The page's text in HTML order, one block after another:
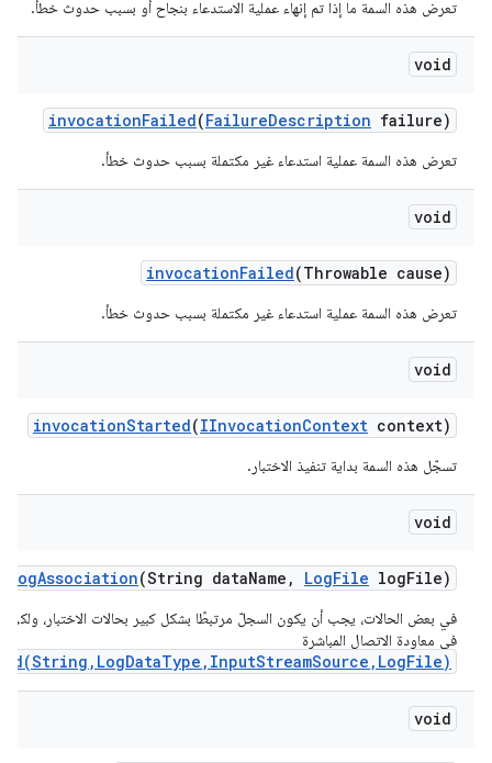
تعرض هذه السمة ما إذا تم إنهاء عملية الاستدعاء بنجاح أو بسبب حدوث خطأ.
void
invocationFailed(FailureDescription failure)
تعرض هذه السمة عملية استدعاء غير مكتملة بسبب حدوث خطأ.
void
invocationFailed(Throwable cause)
تعرض هذه السمة عملية استدعاء غير مكتملة بسبب حدوث خطأ.
void
invocationStarted(IInvocationContext context)
تسجّل هذه السمة بداية تنفيذ الاختبار.
void
logAssociation(String dataName , LogFile logFile)
في بعض الحالات، يجب أن يكون السجلّ مرتبطًا بشكل كبير بحالات الاختبار، ولكن
في معاودة الاتصال المباشرة
void